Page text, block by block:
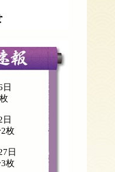
日
日
枚
日
枚